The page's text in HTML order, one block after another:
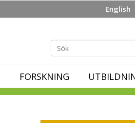
English
Sökformulär
FORSKNING